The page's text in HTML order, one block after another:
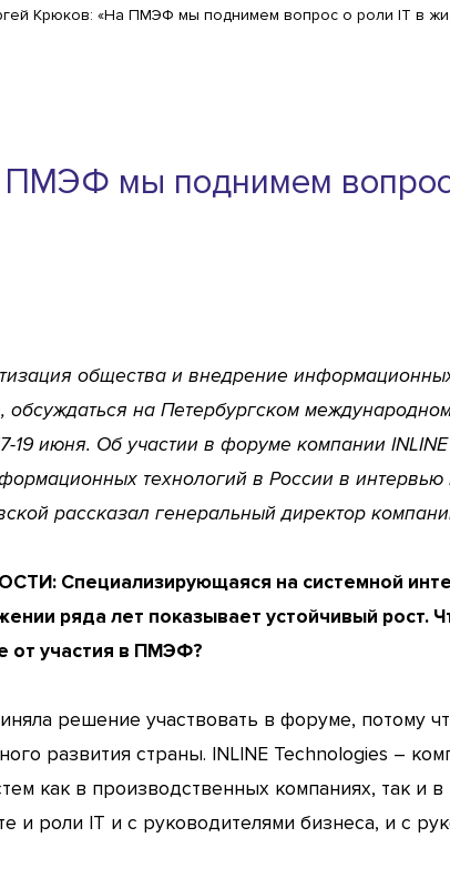
Крюков: «На ПМЭФ мы поднимем вопрос о роли IT в
ПМЭФ мы поднимем
общества и внедрение
обсуждаться на Петербургском
19 июня. Об участии в форуме компании
технологий в России в
рассказал генеральный директор
Специализирующаяся на системной
ряда лет показывает устойчивый рост.
от участия в ПМЭФ?
решение участвовать в форуме, потому
развития страны. INLINE Technologies –
как в производственных компаниях, так и
и роли IT и с руководителями бизнеса, и с